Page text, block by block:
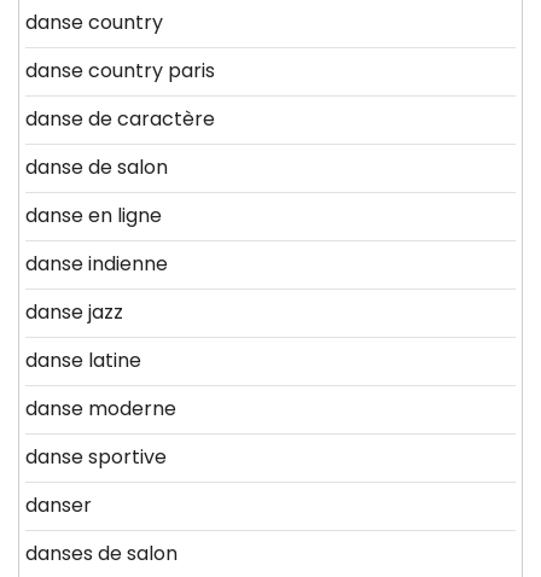
danse country
danse country paris
danse de caractère
danse de salon
danse en ligne
danse indienne
danse jazz
danse latine
danse moderne
danse sportive
danser
danses de salon